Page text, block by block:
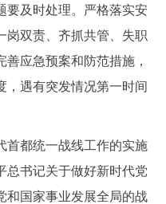
览 人文北京
视频北京
日本語
РУССКИЙ ЯЗЫК
要及时处理。严格落实安
岗双责、齐抓共管、失职
应急预案和防范措施，
，遇有突发情况第一时间
都统一战线工作的实施
总书记关于做好新时代党
和国家事业发展全局的战